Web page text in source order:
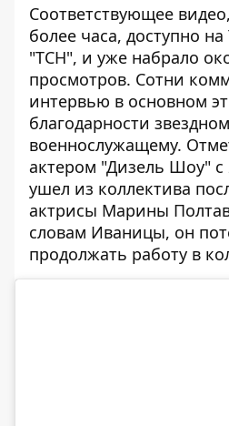
Соответствующее
более часа, доступно на
"ТСН", и уже набрало
просмотров. Сотни
интервью в основном
благодарности
военнослужащему.
актером "Дизель Шоу" с
ушел из коллектива
актрисы Марины
словам Иваницы, он
продолжать работу в